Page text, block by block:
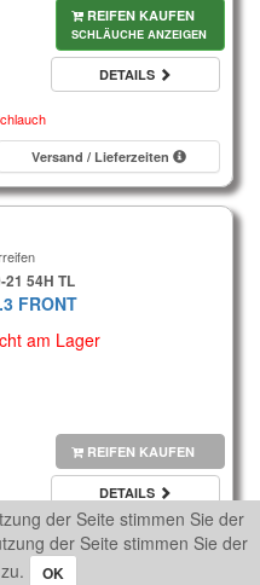
REIFEN KAUFEN
SCHLÄUCHE ANZEIGEN
DETAILS
Versand / Lieferzeiten
21 54H TL
FRONT
am Lager
REIFEN KAUFEN
DETAILS
Schlauch
Versand / Lieferzeiten
der Seite stimmen Sie der
der Seite stimmen Sie der
OK